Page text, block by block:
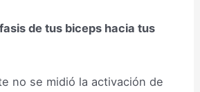
de tus biceps hacia tus
no se midió la activación de